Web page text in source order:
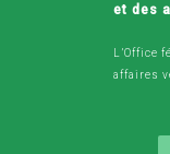
et des
L’Office
affaires